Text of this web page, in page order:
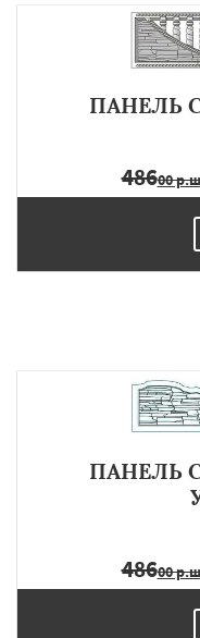
ПАНЕЛЬ
48600
ПАНЕЛЬ
48600